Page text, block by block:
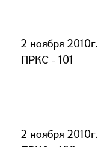
2 ноября 2010г.
ПРКС - 101
2 ноября 2010г.